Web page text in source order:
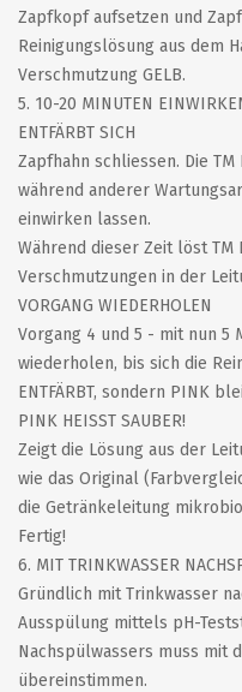
Zapfkopf aufsetzen und
Reinigungslösung aus dem
Verschmutzung GELB.
5. 10-20 MINUTEN
ENTFÄRBT SICH
Zapfhahn schliessen. Die
während anderer
einwirken lassen.
Während dieser Zeit löst TM
Verschmutzungen in der
VORGANG WIEDERHOLEN
Vorgang 4 und 5 - mit nun 5
wiederholen, bis sich die
ENTFÄRBT, sondern PINK
PINK HEISST SAUBER!
Zeigt die Lösung aus der
wie das Original
die Getränkeleitung
Fertig!
6. MIT TRINKWASSER
Gründlich mit Trinkwasser
Ausspülung mittels pH-
Nachspülwassers muss mit
übereinstimmen.